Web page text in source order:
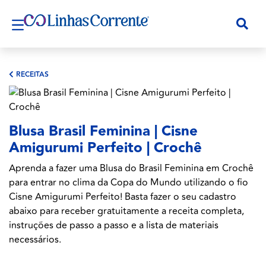
RECEITAS
Blusa Brasil Feminina | Cisne
Amigurumi Perfeito | Crochê
Aprenda a fazer uma Blusa do Brasil Feminina em Crochê
para entrar no clima da Copa do Mundo utilizando o fio
Cisne Amigurumi Perfeito! Basta fazer o seu cadastro
abaixo para receber gratuitamente a receita completa,
instruções de passo a passo e a lista de materiais
necessários.